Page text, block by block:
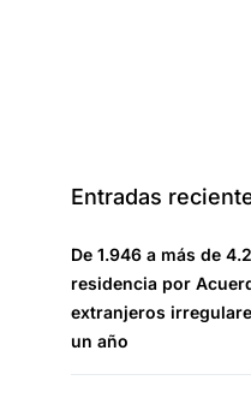
Entradas
De 1.946 a más de
residencia por
extranjeros
un año